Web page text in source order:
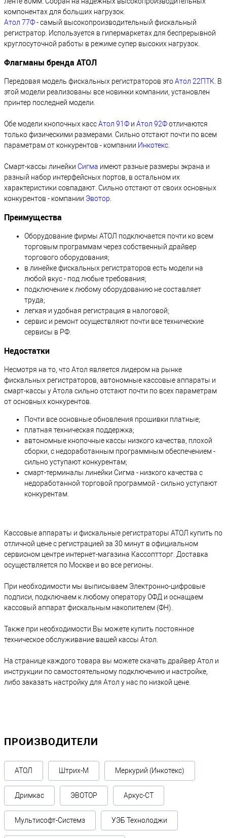
компонентах для больших нагрузок.
Атол 77Ф- самый высокопроизводительный фискальный
регистратор. Используется в гипермаркетах для беспрерывной
круглосуточной работы в режиме супер высоких нагрузок.
Флагманы бренда АТОЛ
Передовая модель фискальных регистраторов этоАтол 22ПТК. В
этой модели реализованы все новинки компании, установлен
принтер последней модели.
Обе модели кнопочных кассАтол 91Ф и Атол 92Фотличаются
только физическими размерами. Сильно отстают почти по всем
параметрам от конкурентов - компании Инкотекс.
Смарт-кассы линейки Сигма имеют разные размеры экрана и
разный набор интерфейсных портов, в остальном их
характеристики совпадают. Сильно отстают от своих основных
конкурентов - компании Эвотор.
Преимущества
Оборудование фирмы АТОЛ подключается почти ко всем
торговым программам через собственный драйвер
торгового оборудования;
в линейке фискальных регистраторов есть модели на
любой вкус - под любые требования;
подключение к любому оборудованию не составляет
труда;
легкая и удобная регистрация в налоговой;
сервис и ремонт осуществляют почти все технические
сервисы в РФ.
Недостатки
Несмотря на то, что Атол является лидером на рынке
фискальных регистраторов, автономные кассовые аппараты и
смарт-кассы у Атола сильно отстают почти по всех параметрам
от основных конкурентов.
Почти все основные обновления прошивки платные;
платная техническая поддержка;
автономные кнопочные кассы низкого качества, плохой
сборки, с недоработанным программным обеспечением -
сильно уступают конкурентам;
смарт-терминалы линейки Сигма - низкого качества с
недоработанной торговой программой - сильно уступают
конкурентам.
Кассовые аппараты и фискальные регистраторы АТОЛ купить по
отличной цене с регистрацией за 30 минут в официальном
сервисном центре интернет-магазина Кассоптторг. Доставка
осуществляется по Москве и во все регионы.
При необходимости мы выписываем Электронно-цифровые
подписи, подключаем к любому оператору ОФД и оснащаем
кассовый аппарат фискальным накопителем (ФН).
Также при необходимости Вы можете купить постоянное
техническое обслуживание вашей кассы Атол.
На странице каждого товара вы можете скачать драйвер Атол и
инструкции по самостоятельному подключению и настройке,
либо заказать настройку для Атол у нас по низкой цене.
ПРОИЗВОДИТЕЛИ
АТОЛ Штрих-М Меркурий (Инкотекс)
Дримкас ЭВОТОР Аркус-СТ
Мультисофт-Системз УЭБ Технолоджи